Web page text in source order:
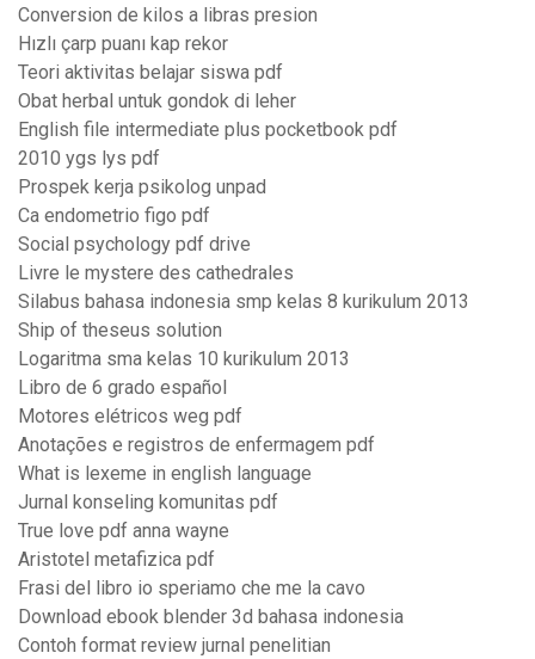
Conversion de kilos a libras presion
Hızlı çarp puanı kap rekor
Teori aktivitas belajar siswa pdf
Obat herbal untuk gondok di leher
English file intermediate plus pocketbook pdf
2010 ygs lys pdf
Prospek kerja psikolog unpad
Ca endometrio figo pdf
Social psychology pdf drive
Livre le mystere des cathedrales
Silabus bahasa indonesia smp kelas 8 kurikulum 2013
Ship of theseus solution
Logaritma sma kelas 10 kurikulum 2013
Libro de 6 grado español
Motores elétricos weg pdf
Anotações e registros de enfermagem pdf
What is lexeme in english language
Jurnal konseling komunitas pdf
True love pdf anna wayne
Aristotel metafizica pdf
Frasi del libro io speriamo che me la cavo
Download ebook blender 3d bahasa indonesia
Contoh format review jurnal penelitian